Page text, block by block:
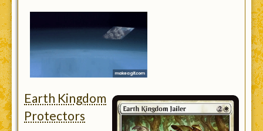
Earth Kingdom
Protectors